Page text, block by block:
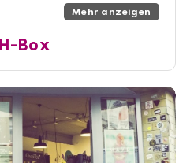
Mehr anzeigen
Box